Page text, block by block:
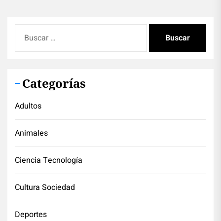
Categorías
Adultos
Animales
Ciencia Tecnología
Cultura Sociedad
Deportes